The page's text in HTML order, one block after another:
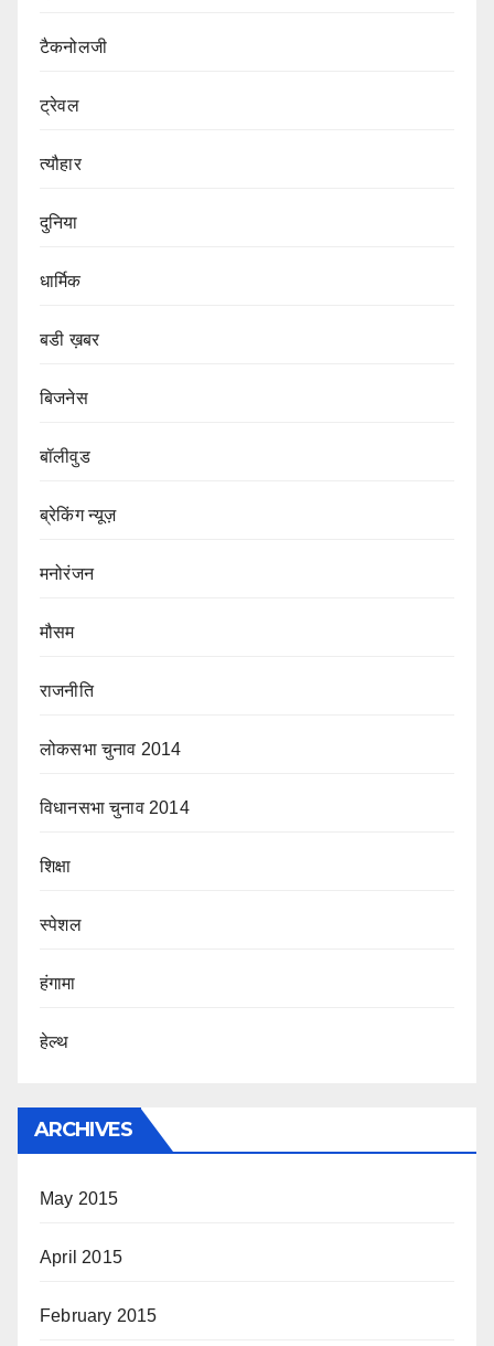
टैकनोलजी
ट्रेवल
त्यौहार
दुनिया
धार्मिक
बडी ख़बर
बिजनेस
बॉलीवुड
ब्रेकिंग न्यूज़
मनोरंजन
मौसम
राजनीति
लोकसभा चुनाव 2014
विधानसभा चुनाव 2014
शिक्षा
स्पेशल
हंगामा
हेल्थ
ARCHIVES
May 2015
April 2015
February 2015